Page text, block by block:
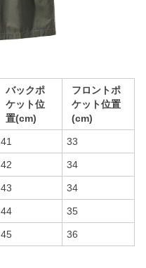
バックポ
ケット位
置(cm)
フロントポ
ケット位置
(cm)
41 33
42 34
43 34
44 35
45 36